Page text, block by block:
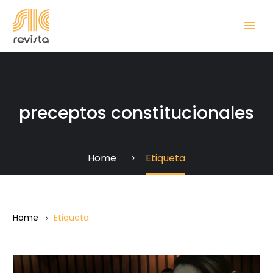
preceptos constitucionales
Home Etiqueta
Home Etiqueta
De